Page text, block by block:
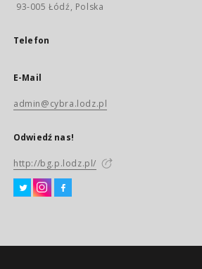
93-005 Łódź, Polska
Telefon
E-Mail
admin@cybra.lodz.pl
Odwiedź nas!
http://bg.p.lodz.pl/